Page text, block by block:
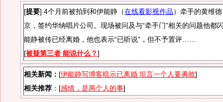
[提要] 4个月前被拍到和伊能静（在线看影视作品）牵手的黄维
京，签约华纳唱片公司。现场被问及与“牵手门”相关的问题他都
能静被传已经离婚，他也表示“已听说”，但不予置评……
[被疑第三者 能说什么？]
相关新闻： [伊能静写博客暗示已离婚 坦言一个人要勇敢]
相关推荐 ：[感情，是两个人的事]